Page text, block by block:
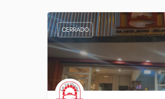
CERRADO